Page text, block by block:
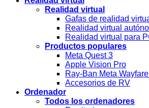
Realidad virtual
Gafas de realidad
Realidad virtual
Realidad virtual para
Productos populares
Meta Quest 3
Apple Vision Pro
Ray-Ban Meta
Accesorios de RV
Ordenador
Todos los ordenadores